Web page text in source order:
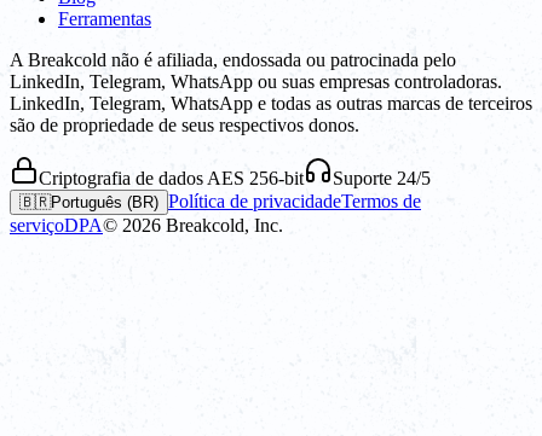
Ferramentas
A Breakcold não é afiliada, endossada ou patrocinada pelo
LinkedIn, Telegram, WhatsApp ou suas empresas controladoras.
LinkedIn, Telegram, WhatsApp e todas as outras marcas de terceiros
são de propriedade de seus respectivos donos.
Criptografia de dados AES 256-bit Suporte 24/5
🇧🇷Português (BR) Política de privacidadeTermos de
serviçoDPA© 2026 Breakcold, Inc.